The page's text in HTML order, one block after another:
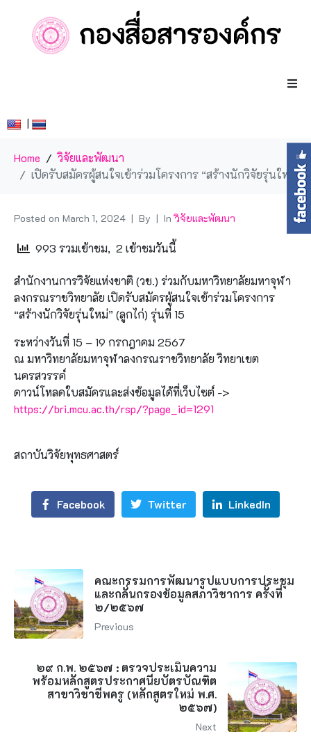
|
Home
วิจัยและพัฒนา
เปิดรับสมัครผู้สนใจเข้าร่วมโครงการ “สร้างนักวิจัยรุ่นใหม่” (ลูกไก่) รุ่นที่ 15 | ระหว่างวันที่ 15 – 19 กรกฎาคม 2567 | ณ มหาวิทยาลัยมหาจุฬาลงกรณราชวิทยาลัย วิทยาเขตนครสวรรค์
Posted on March 1, 2024 By Inวิจัยและพัฒนา
993 รวมเข้าชม, 2 เข้าชมวันนี้
สำนักงานการวิจัยแห่งชาติ (วช.) ร่วมกับมหาวิทยาลัยมหาจุฬา
ลงกรณราชวิทยาลัย เปิดรับสมัครผู้สนใจเข้าร่วมโครงการ
“สร้างนักวิจัยรุ่นใหม่” (ลูกไก่) รุ่นที่ 15
ระหว่างวันที่ 15 – 19 กรกฎาคม 2567
ณ มหาวิทยาลัยมหาจุฬาลงกรณราชวิทยาลัย วิทยาเขต
นครสวรรค์
ดาวน์โหลดใบสมัครและส่งข้อมูลได้ที่เว็บไซต์ ->
https://bri.mcu.ac.th/rsp/?page_id=1291
สถาบันวิจัยพุทธศาสตร์
Facebook Twitter LinkedIn
คณะกรรมการพัฒนารูปแบบการประชุม
และกลั่นกรองข้อมูลสภาวิชาการ ครั้งที่
๒/๒๕๖๗
Previous
๒๙ ก.พ. ๒๕๖๗ : ตรวจประเมินความ
พร้อมหลักสูตรประกาศนียบัตรบัณฑิต
สาขาวิชาชีพครู (หลักสูตรใหม่ พ.ศ.
๒๕๖๗)
Next